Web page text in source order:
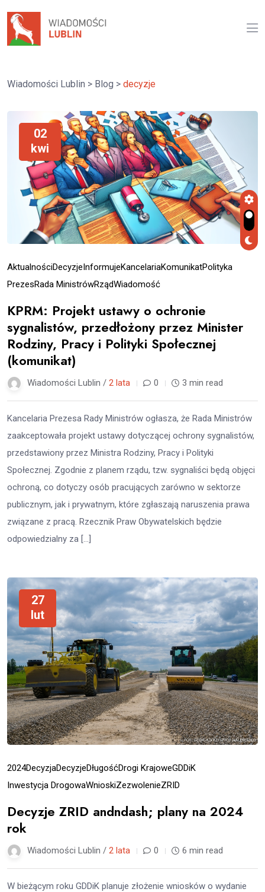
Wiadomości Lublin > Blog > decyzje
02
kwi
AktualnościDecyzjeInformujeKancelariaKomunikatPolityka
PrezesRada MinistrówRządWiadomość
KPRM: Projekt ustawy o ochronie
sygnalistów, przedłożony przez Minister
Rodziny, Pracy i Polityki Społecznej
(komunikat)
Wiadomości Lublin / 2 lata 0 3 min read
Kancelaria Prezesa Rady Ministrów ogłasza, że Rada Ministrów
zaakceptowała projekt ustawy dotyczącej ochrony sygnalistów,
przedstawiony przez Ministra Rodziny, Pracy i Polityki
Społecznej. Zgodnie z planem rządu, tzw. sygnaliści będą objęci
ochroną, co dotyczy osób pracujących zarówno w sektorze
publicznym, jak i prywatnym, które zgłaszają naruszenia prawa
związane z pracą. Rzecznik Praw Obywatelskich będzie
odpowiedzialny za […]
27
lut
2024DecyzjaDecyzjeDługośćDrogi KrajoweGDDiK
Inwestycja DrogowaWnioskiZezwolenieZRID
Decyzje ZRID andndash; plany na 2024
rok
Wiadomości Lublin / 2 lata 0 6 min read
W bieżącym roku GDDiK planuje złożenie wniosków o wydanie